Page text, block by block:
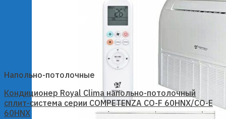
Напольно-потолочные
Кондиционер Royal Clima напольно-потолочный
сплит-система серии COMPETENZA CO-F 60HNX/CO-E
60HNX